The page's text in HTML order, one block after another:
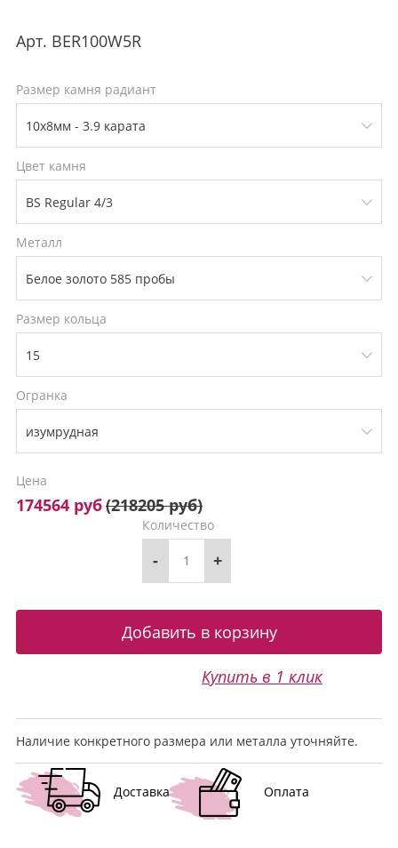
Арт. BER100W5R
Размер камня радиант
Цвет камня
Металл
Размер кольца
Огранка
Цена
174564 руб(218205 руб)
Количество
- +
Купить в 1 клик
Наличие конкретного размера или металла уточняйте.
Доставка Оплата